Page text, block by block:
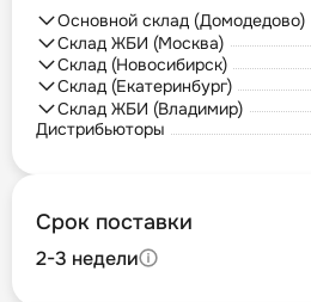
Основной склад (Домодедово)
Склад ЖБИ (Москва)
Склад (Новосибирск)
Склад (Екатеринбург)
Склад ЖБИ (Владимир)
Дистрибьюторы
Срок поставки
2-3 недели